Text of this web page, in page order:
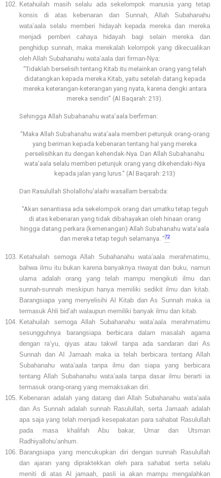
Ketahuilah masih selalu ada sekelompok manusia yang tetap
konsis di atas kebenaran dan Sunnah, Allah Subahanahu
wata’aala selalu memberi hidayah kepada mereka dan mereka
menjadi pemberi cahaya hidayah bagi selain mereka dan
penghidup sunnah, maka merekalah kelompok yang dikecualikan
oleh Allah Subahanahu wata’aala dari firman-Nya:
“Tidaklah berselisih tentang Kitab itu melainkan orang yang telah
didatangkan kepada mereka Kitab, yaitu setelah datang kepada
mereka keterangan-keterangan yang nyata, karena dengki antara
mereka sendiri” (Al Baqarah: 213).
Sehingga Allah Subahanahu wata’aala berfirman:
“Maka Allah Subahanahu wata’aala memberi petunjuk orang-orang
yang beriman kepada kebenaran tentang hal yang mereka
perselisihkan itu dengan kehendak-Nya. Dan Allah Subahanahu
wata’aala selalu memberi petunjuk orang yang dikehendaki-Nya
kepada jalan yang lurus.” (Al Baqarah: 213)
Dan Rasulullah Sholallohu’alaihi wasallam bersabda:
“Akan senantiasa ada sekelompok orang dari umatku tetap teguh
di atas kebenaran yang tidak dibahayakan oleh hinaan orang
hingga datang perkara (kemenangan) Allah Subahanahu wata’aala
dan mereka tetap teguh selamanya. “72
Ketahuilah semoga Allah Subahanahu wata’aala merahmatimu,
bahwa ilmu itu bukan karena banyaknya riwayat dan buku, namun
ulama adalah orang yang telah mampu mengikuti ilmu dan
sunnah-sunnah meskipun hanya memiliki sedikit ilmu dan kitab.
Barangsiapa yang menyelisihi Al Kitab dan As Sunnah maka ia
termasuk Ahli bid’ah walaupun memiliki banyak ilmu dan kitab.
Ketahuilah semoga Allah Subahanahu wata’aala merahmatimu
sesungguhnya barangsiapa berbicara dalam masalah agama
dengan ra’yu, qiyas atau takwil tanpa ada sandaran dari As
Sunnah dan Al Jamaah maka ia telah berbicara tentang Allah
Subahanahu wata’aala tanpa ilmu dan siapa yang berbicara
tentang Allah Subahanahu wata’aala tanpa dasar ilmu berarti ia
termasuk orang-orang yang memaksakan diri.
Kebenaran adalah yang datang dari Allah Subahanahu wata’aala
dan As Sunnah adalah sunnah Rasulullah, serta Jamaah adalah
apa saja yang telah menjadi kesepakatan para sahabat Rasulullah
pada masa khalifah Abu bakar, Umar dan Utsman
Radhiyallohu’anhum.
Barangsiapa yang mencukupkan diri dengan sunnah Rasulullah
dan ajaran yang dipraktekkan oleh para sahabat serta selalu
meniti di atas Al jamaah, pasli ia akan mampu mengalahkan